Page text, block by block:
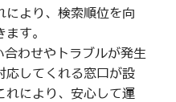
により、検索順位を向
ます。
わせやトラブルが発生
応してくれる窓口が設
れにより、安心して運